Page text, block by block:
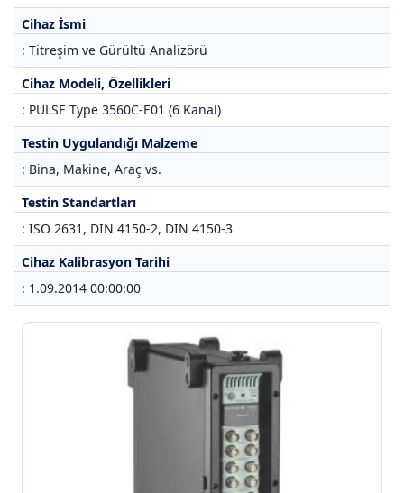
Cihaz İsmi
: Titreşim ve Gürültü Analizörü
Cihaz Modeli, Özellikleri
: PULSE Type 3560C-E01 (6 Kanal)
Testin Uygulandığı Malzeme
: Bina, Makine, Araç vs.
Testin Standartları
: ISO 2631, DIN 4150-2, DIN 4150-3
Cihaz Kalibrasyon Tarihi
: 1.09.2014 00:00:00